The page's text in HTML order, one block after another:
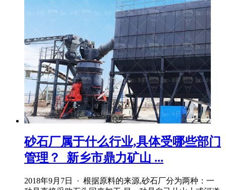
砂石厂属于什么行业,具体受哪些部门
管理？_新乡市鼎力矿山 ...
2018年9月7日 · 根据原料的来源,砂石厂分为两种：一